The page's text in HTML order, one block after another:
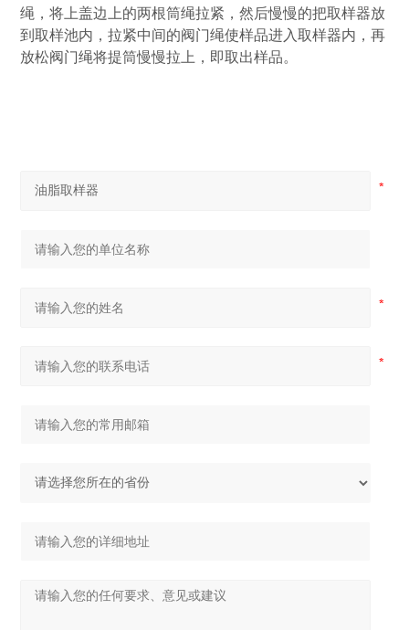
绳，将上盖边上的两根筒绳拉紧，然后慢慢的把取样器放
到取样池内，拉紧中间的阀门绳使样品进入取样器内，再
放松阀门绳将提筒慢慢拉上，即取出样品。